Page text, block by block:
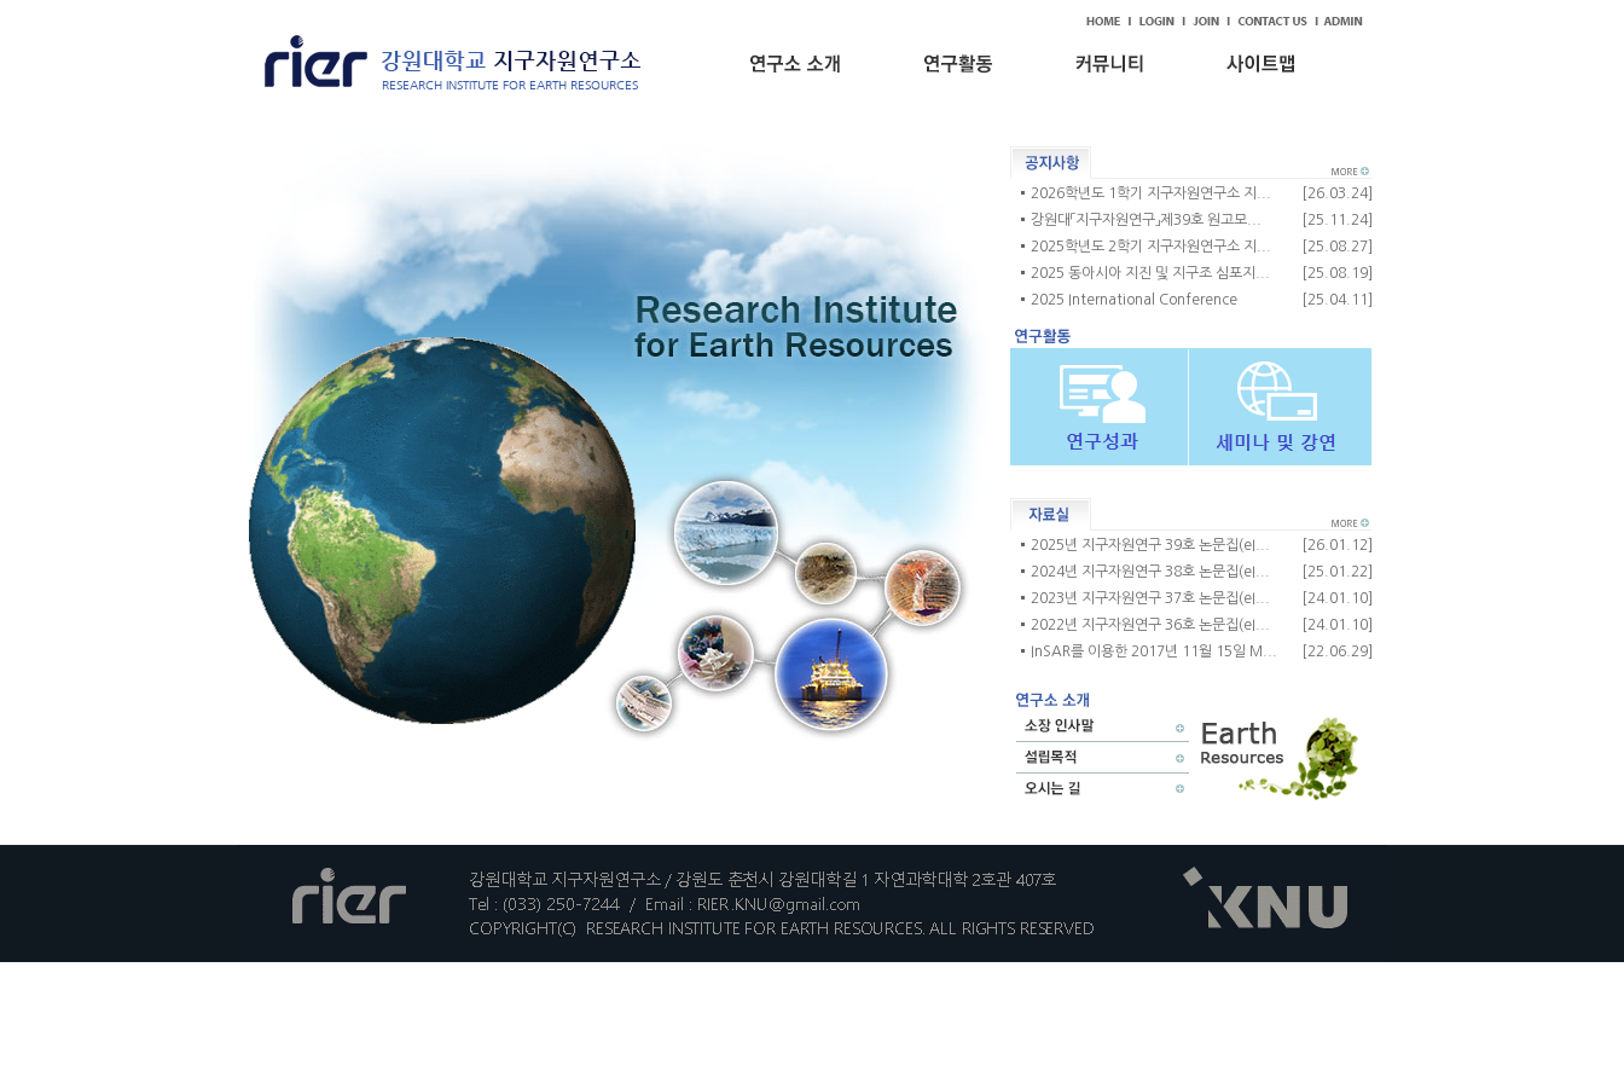
2026학년도 1학기 지구자원연구소 지...
[26.03.24]
강원대「지구자원연구」제39호 원고모...
[25.11.24]
2025학년도 2학기 지구자원연구소 지...
[25.08.27]
2025 동아시아 지진 및 지구조 심포지...
[25.08.19]
2025 International Conference
[25.04.11]
2025년 지구자원연구 39호 논문집(eI...
[26.01.12]
2024년 지구자원연구 38호 논문집(eI...
[25.01.22]
2023년 지구자원연구 37호 논문집(eI...
[24.01.10]
2022년 지구자원연구 36호 논문집(eI...
[24.01.10]
InSAR를 이용한 2017년 11월 15일 M...
[22.06.29]